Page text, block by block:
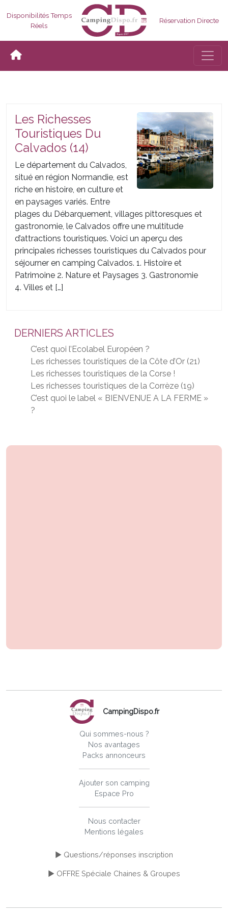
Disponibilités Temps
Réels
Réservation Directe
Les Richesses
Touristiques Du
Calvados (14)
Le département du Calvados,
situé en région Normandie, est
riche en histoire, en culture et
en paysages variés. Entre
plages du Débarquement, villages pittoresques et
gastronomie, le Calvados offre une multitude
d’attractions touristiques. Voici un aperçu des
principales richesses touristiques du Calvados pour
séjourner en camping Calvados. 1. Histoire et
Patrimoine 2. Nature et Paysages 3. Gastronomie
4. Villes et […]
DERNIERS ARTICLES
C’est quoi l’Ecolabel Européen ?
Les richesses touristiques de la Côte d’Or (21)
Les richesses touristiques de la Corse !
Les richesses touristiques de la Corrèze (19)
C’est quoi le label « BIENVENUE A LA FERME »
?
► Questions/réponses inscription
► OFFRE Spéciale Chaines & Groupes
CampingDispo.fr
Qui sommes-nous ?
Nos avantages
Packs annonceurs
Ajouter son camping
Espace Pro
Nous contacter
Mentions légales